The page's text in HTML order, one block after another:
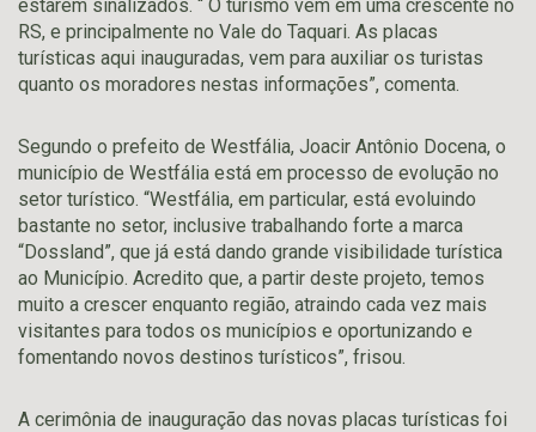
estarem sinalizados. “ O turismo vem em uma crescente no
RS, e principalmente no Vale do Taquari. As placas
turísticas aqui inauguradas, vem para auxiliar os turistas
quanto os moradores nestas informações”, comenta.
Segundo o prefeito de Westfália, Joacir Antônio Docena, o
município de Westfália está em processo de evolução no
setor turístico. “Westfália, em particular, está evoluindo
bastante no setor, inclusive trabalhando forte a marca
“Dossland”, que já está dando grande visibilidade turística
ao Município. Acredito que, a partir deste projeto, temos
muito a crescer enquanto região, atraindo cada vez mais
visitantes para todos os municípios e oportunizando e
fomentando novos destinos turísticos”, frisou.
A cerimônia de inauguração das novas placas turísticas foi